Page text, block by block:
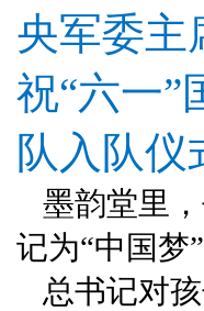
央军委主
祝“六一”
队入队仪
墨韵堂里
记为“中国梦
总书记对